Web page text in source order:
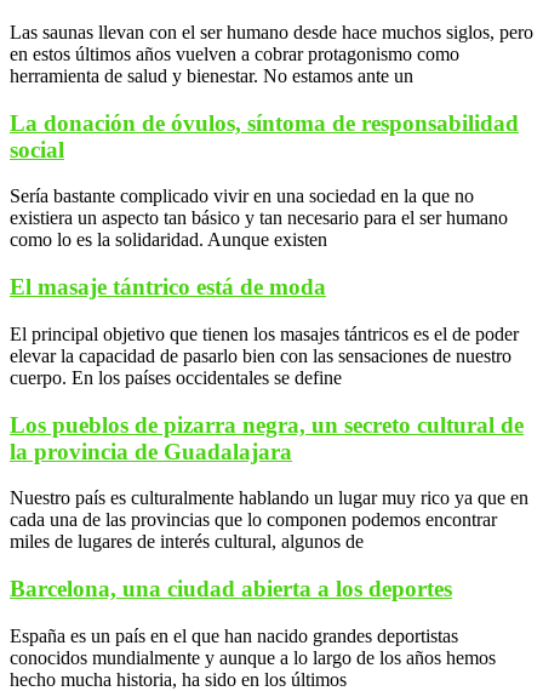
Las saunas llevan con el ser humano desde hace muchos siglos, pero
en estos últimos años vuelven a cobrar protagonismo como
herramienta de salud y bienestar. No estamos ante un
La donación de óvulos, síntoma de responsabilidad
social
Sería bastante complicado vivir en una sociedad en la que no
existiera un aspecto tan básico y tan necesario para el ser humano
como lo es la solidaridad. Aunque existen
El masaje tántrico está de moda
El principal objetivo que tienen los masajes tántricos es el de poder
elevar la capacidad de pasarlo bien con las sensaciones de nuestro
cuerpo. En los países occidentales se define
Los pueblos de pizarra negra, un secreto cultural de
la provincia de Guadalajara
Nuestro país es culturalmente hablando un lugar muy rico ya que en
cada una de las provincias que lo componen podemos encontrar
miles de lugares de interés cultural, algunos de
Barcelona, una ciudad abierta a los deportes
España es un país en el que han nacido grandes deportistas
conocidos mundialmente y aunque a lo largo de los años hemos
hecho mucha historia, ha sido en los últimos